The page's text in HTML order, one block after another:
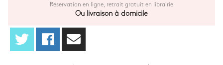
Réservation en ligne, retrait gratuit en librairie
Ou livraison à domicile